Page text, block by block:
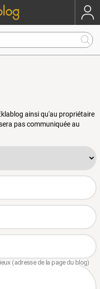
ainsi qu'au propriétaire
pas communiquée au